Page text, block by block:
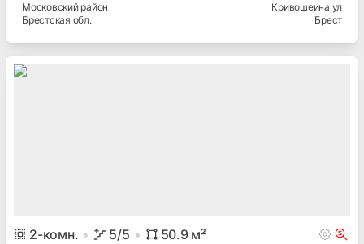
Московскийрайон
Брестская обл.
Кривошеина ул
Брест
2-комн. 5/5 50.9м²